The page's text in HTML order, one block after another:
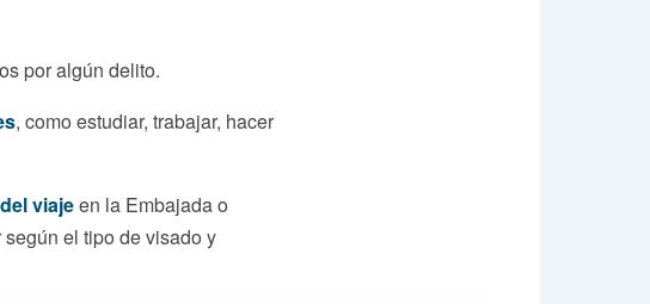
por algún delito.
, como estudiar, trabajar, hacer
viajeen la Embajada o
el tipo de visado y